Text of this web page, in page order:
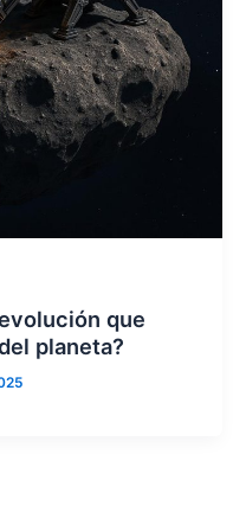
que
planeta?